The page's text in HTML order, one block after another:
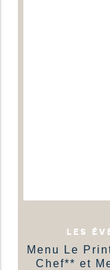
LES
Menu Le
Chef** et